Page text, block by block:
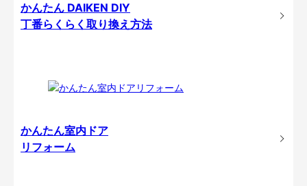
かんたん DAIKEN DIY
丁番らくらく取り換え方法
かんたん室内ドア
リフォーム